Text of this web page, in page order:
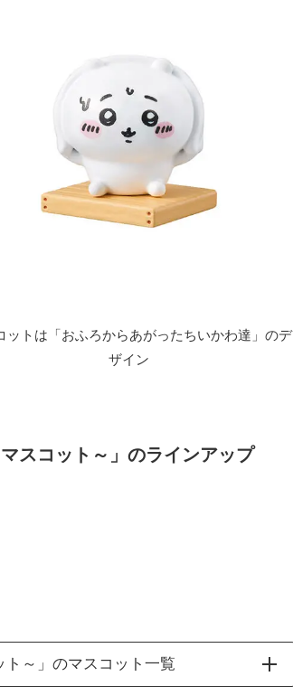
ットは「おふろからあがったちいかわ達」のデ
ザイン
スコット～」のラインアップ
ト～」のマスコット一覧